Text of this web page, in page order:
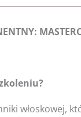
włoskowej,